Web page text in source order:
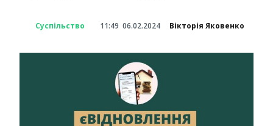
Суспільство 11:49 06.02.2024 Вікторія Яковенко